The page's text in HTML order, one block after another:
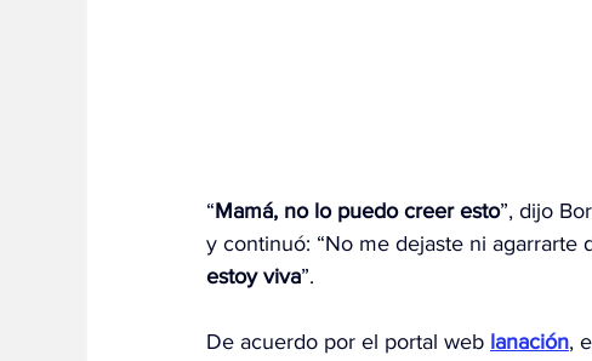
“Mamá, no lo puedo creer esto”, dijo
y continuó: “No me dejaste ni agarrarte
estoy viva”.
De acuerdo por el portal web lanación,